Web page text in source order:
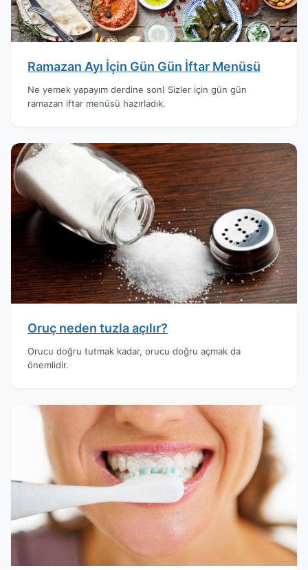
Ramazan Ayı İçin Gün Gün İftar Menüsü
Ne yemek yapayım derdine son! Sizler için gün gün
ramazan iftar menüsü hazırladık.
Oruç neden tuzla açılır?
Orucu doğru tutmak kadar, orucu doğru açmak da
önemlidir.